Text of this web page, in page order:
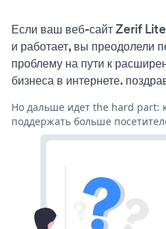
Если ваш веб-сайт Zerif
и работает, вы преодолели
проблему на пути к
бизнеса в интернете.
Но дальше идет the hard part:
поддержать больше